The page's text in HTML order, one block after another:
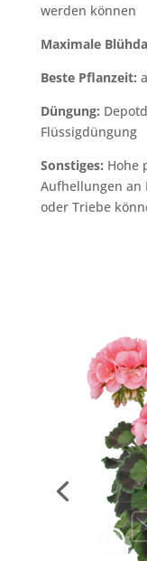
werden können
Maximale
Beste Pflanzeit:
Düngung:
Flüssigdüngung
Sonstiges: Hohe
Aufhellungen an
oder Triebe